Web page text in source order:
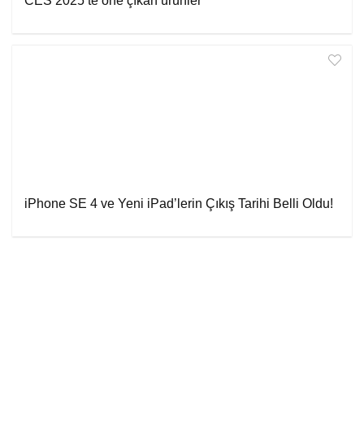
iPhone SE 4 ve Yeni iPad’lerin Çıkış Tarihi Belli Oldu!